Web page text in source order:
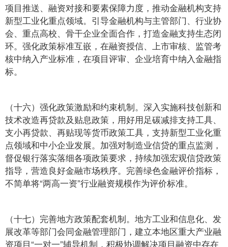
项目推送、融资对接和要素保障力度，推动金融机构支持
新型工业化重点领域。引导金融机构与主管部门、行业协
会、重点高校、骨干企业全面合作，打造金融支持生态闭
环。强化政策标准互嵌，在融资授信、上市审核、监管考
核中纳入产业标准，在项目评审、企业培育中纳入金融指
标。
（十六）强化政策激励和约束机制。深入实施科技创新和
技术改造再贷款及贴息政策，用好用足碳减排支持工具、
支小再贷款、再贴现等货币政策工具，支持新型工业化重
点领域和中小企业发展。加强对制造业信贷的重点监测，
督促银行落实落细各项政策要求，持续加强宏观信贷政策
指导，营造良好金融市场秩序。完善绿色金融评价指标，
不简单将“两高一资”行业融资规模作为评价标准。
（十七）完善地方政策配套机制。地方工业和信息化、发
展改革等部门会同金融管理部门，建立本地区重大产业融
资项目“一对一”辅导机制，积极协调解决项目融资中存在